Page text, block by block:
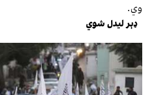
وي.
ډېر لیدل شوي